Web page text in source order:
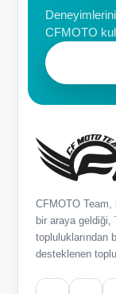
CFMOTO
CFMOTO Team,
bir araya geldiği,
topluluklarından
desteklenen